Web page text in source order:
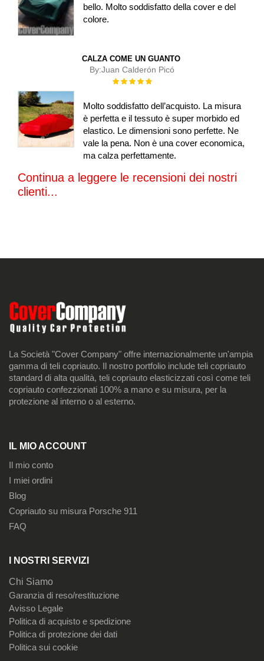
bello. Molto soddisfatto della cover e del
colore.
CALZA COME UN GUANTO
By:Juan Calderón Picó
Rating:
Molto soddisfatto dell’acquisto. La misura
è perfetta e il tessuto è super morbido ed
elastico. Le dimensioni sono perfette. Ne
vale la pena. Non è una cover economica,
ma calza perfettamente.
Continua a leggere le recensioni dei nostri
clienti...
La Società "Cover Company" offre internazionalmente un'ampia
gamma di teli copriauto. Il nostro portfolio include teli copriauto
standard di alta qualità, teli copriauto elasticizzati così come teli
copriauto confezzionati 100% a mano e su misura, per la
protezione al interno o al esterno.
IL MIO ACCOUNT
Il mio conto
I miei ordini
Blog
Copriauto su misura Porsche 911
FAQ
I NOSTRI SERVIZI
Chi Siamo
Garanzia di reso/restituzione
Avisso Legale
Politica di acquisto e spedizione
Politica di protezione dei dati
Politica sui cookie